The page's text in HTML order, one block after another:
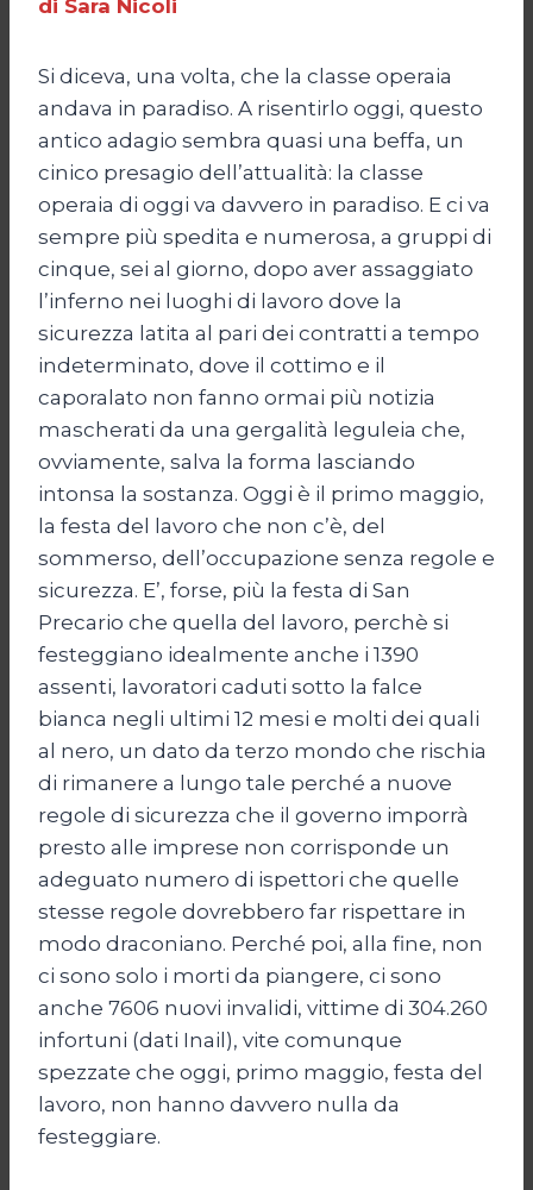
di Sara Nicoli
Si diceva, una volta, che la classe operaia
andava in paradiso. A risentirlo oggi, questo
antico adagio sembra quasi una beffa, un
cinico presagio dell’attualità: la classe
operaia di oggi va davvero in paradiso. E ci va
sempre più spedita e numerosa, a gruppi di
cinque, sei al giorno, dopo aver assaggiato
l’inferno nei luoghi di lavoro dove la
sicurezza latita al pari dei contratti a tempo
indeterminato, dove il cottimo e il
caporalato non fanno ormai più notizia
mascherati da una gergalità leguleia che,
ovviamente, salva la forma lasciando
intonsa la sostanza. Oggi è il primo maggio,
la festa del lavoro che non c’è, del
sommerso, dell’occupazione senza regole e
sicurezza. E’, forse, più la festa di San
Precario che quella del lavoro, perchè si
festeggiano idealmente anche i 1390
assenti, lavoratori caduti sotto la falce
bianca negli ultimi 12 mesi e molti dei quali
al nero, un dato da terzo mondo che rischia
di rimanere a lungo tale perché a nuove
regole di sicurezza che il governo imporrà
presto alle imprese non corrisponde un
adeguato numero di ispettori che quelle
stesse regole dovrebbero far rispettare in
modo draconiano. Perché poi, alla fine, non
ci sono solo i morti da piangere, ci sono
anche 7606 nuovi invalidi, vittime di 304.260
infortuni (dati Inail), vite comunque
spezzate che oggi, primo maggio, festa del
lavoro, non hanno davvero nulla da
festeggiare.